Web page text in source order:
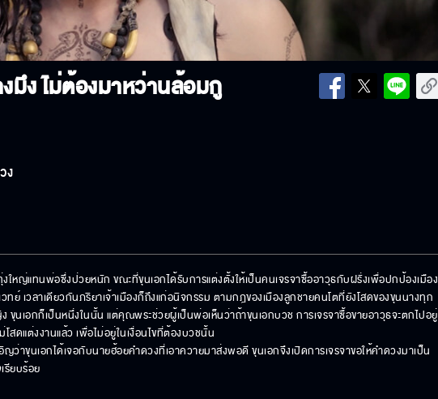
มึง ไม่ต้องมาหว่านล้อมกู
ง
หญ่แทนพ่อซึ่งป่วยหนัก ขณะที่ขุนเอกได้รับการแต่งตั้งให้เป็นคนเจรจาซื้ออาวุธกับฝรั่งเพื่อปกป้องเมือง
ทย์ เวลาเดียวกันภริยาเจ้าเมืองก็ถึงแก่อนิจกรรม ตามกฎของเมืองลูกชายคนโตที่ยังโสดของขุนนางทุก
เอกก็เป็นหนึ่งในนั้น แต่คุณพระช่วยผู้เป็นพ่อเห็นว่าถ้าขุนเอกบวช การเจรจาซื้อขายอาวุธจะตกไปอยู่
สดแต่งงานแล้ว เพื่อไม่อยู่ในเงื่อนไขที่ต้องบวชนั้น
ญว่าขุนเอกได้เจอกับนายฮ้อยคำดวงที่เอาควายมาส่งพอดี ขุนเอกจึงเปิดการเจรจาขอให้คำดวงมาเป็น
รียบร้อย